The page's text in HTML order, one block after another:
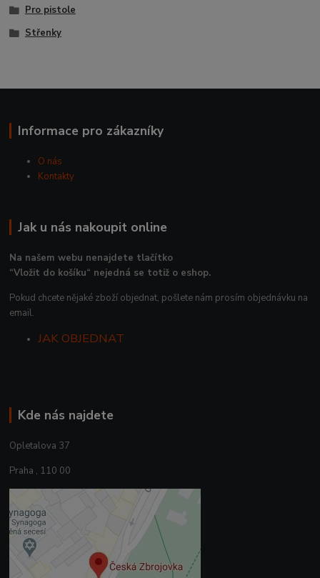
Pro pistole
Střenky
Informace pro zákazníky
O nás
Kontakty
Jak u nás nakoupit online
Na našem webu nenajdete tlačítko
“Vložit do košíku“ nejedná se totiž o eshop.
Pokud chcete nějaké zboží objednat, pošlete nám prosím objednávku na
email.
JAK OBJEDNAT
Kde nás najdete
Opletalova 37
Praha , 110 00